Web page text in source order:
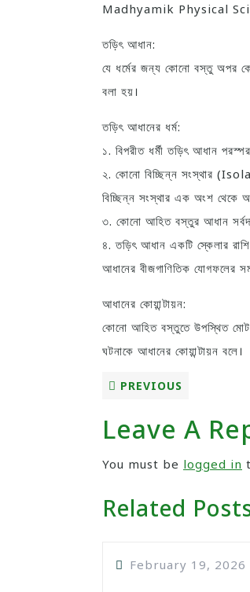
Madhyamik Physical
তড়িৎ আধান:
যে ধর্মের জন্য কোনো বস্তু অপর
বলা হয়।
তড়িৎ আধানের ধর্ম:
১. বিপরীত ধর্মী তড়িৎ আধান
২. কোনো বিচ্ছিন্ন সংস্থার
বিচ্ছিন্ন সংস্থার এক অংশ থেকে
৩. কোনো আহিত বস্তুর আধান
৪. তড়িৎ আধান একটি স্কেলার
আধানের বীজগাণিতিক যোগফলের
আধানের কোয়ান্টায়ন:
কোনো আহিত বস্তুতে উপস্থিত
ঘটনাকে আধানের কোয়ান্টায়ন বলে।
PREVIOUS
Leave A
You must be logged in
Related
February 19, 2026